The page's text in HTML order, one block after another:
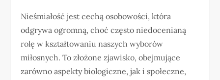
Nieśmiałość jest cechą osobowości, która
odgrywa ogromną, choć często niedocenianą
rolę w kształtowaniu naszych wyborów
miłosnych. To złożone zjawisko, obejmujące
zarówno aspekty biologiczne, jak i społeczne,